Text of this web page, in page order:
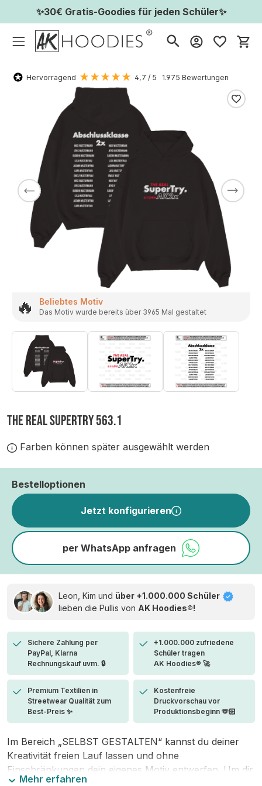
✨30€ Gratis-Goodies für jeden Schüler✨
Hervorragend 4,7 / 5 1.975 Bewertungen
🔥 Beliebtes Motiv
Das Motiv wurde bereits über 3965 Mal gestaltet
THE REAL SUPERTRY 563.1
Farben können später ausgewählt werden
Bestelloptionen
Jetzt konfigurieren
per WhatsApp anfragen
Leon, Kim und über +1.000.000 Schüler
lieben die Pullis von AK Hoodies®!
Sichere Zahlung per
PayPal, Klarna
Rechnungskauf uvm. 🔒
+1.000.000 zufriedene
Schüler tragen
AK Hoodies® 🚀
Premium Textilien in
Streetwear Qualität zum
Best-Preis ✨
Kostenfreie
Druckvorschau vor
Produktionsbeginn 🫶🏻
Im Bereich „SELBST GESTALTEN“ kannst du deiner
Kreativität freien Lauf lassen und ohne
Einschränkungen dein eigenes Motiv entwerfen. Um dir
Mehr erfahren